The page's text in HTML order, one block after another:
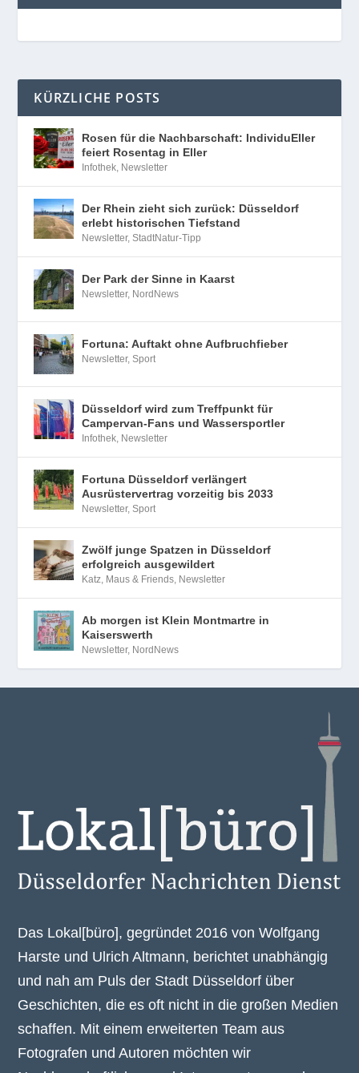
KÜRZLICHE POSTS
Rosen für die Nachbarschaft: IndividuEller
feiert Rosentag in Eller
Infothek Newsletter
Der Rhein zieht sich zurück: Düsseldorf
erlebt historischen Tiefstand
Newsletter,StadtNatur-Tipp
Der Park der Sinne in Kaarst
Newsletter, NordNews
Fortuna: Auftakt ohne Aufbruchfieber
Newsletter,Sport
Düsseldorf wird zum Treffpunkt für
Campervan-Fans und Wassersportler
Infothek Newsletter
Fortuna Düsseldorf verlängert
Ausrüstervertrag vorzeitig bis 2033
Newsletter,Sport
Zwölf junge Spatzen in Düsseldorf
erfolgreich ausgewildert
Katz, Maus & Friends Newsletter
Ab morgen ist Klein Montmartre in
Kaiserswerth
Newsletter, NordNews
Das Lokal[büro], gegründet 2016 von Wolfgang
Harste und Ulrich Altmann, berichtet unabhängig
und nah am Puls der Stadt Düsseldorf über
Geschichten, die es oft nicht in die großen Medien
schaffen. Mit einem erweiterten Team aus
Fotografen und Autoren möchten wir